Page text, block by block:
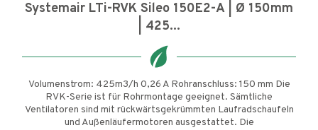
Systemair LTi-RVK Sileo 150E2-A | Ø 150mm
| 425...
Volumenstrom: 425m3/h 0,26 A Rohranschluss: 150 mm Die
RVK-Serie ist für Rohrmontage geeignet. Sämtliche
Ventilatoren sind mit rückwärtsgekrümmten Laufradschaufeln
und Außenläufermotoren ausgestattet. Die